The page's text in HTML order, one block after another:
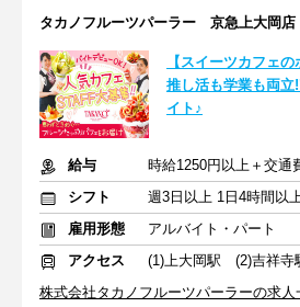
タカノフルーツパーラー 京急上大岡店
【スイーツカフェ
推し活も学業も両
イト♪
給与
時給1250円以上＋交通
シフト
雇用形態
アルバイト・パート
アクセス
(1)上大岡駅 (2)吉祥寺
株式会社タカノフルーツパーラーの求人